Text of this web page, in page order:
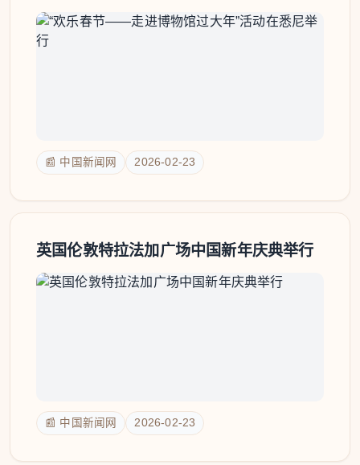
📰 中国新闻网 2026-02-23
英国伦敦特拉法加广场中国新年庆典举行
📰 中国新闻网 2026-02-23